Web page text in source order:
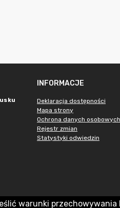
INFORMACJE
Deklaracja dostępności
Mapa strony
Ochrona danych osobowych
Rejestr zmian
Statystyki odwiedzin
warunki